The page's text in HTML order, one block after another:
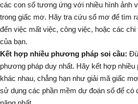
các con số tương ứng với nhiều hình ảnh
trong giấc mơ. Hãy tra cứu sổ mơ để tìm
đến việc mất việc, công việc, hoặc các
của bạn.
Kết hợp nhiều phương pháp soi cầu:
phương pháp duy nhất. Hãy kết hợp
khác nhau, chẳng hạn như giải mã giấc
sử dụng các phần mềm dự đoán số để có